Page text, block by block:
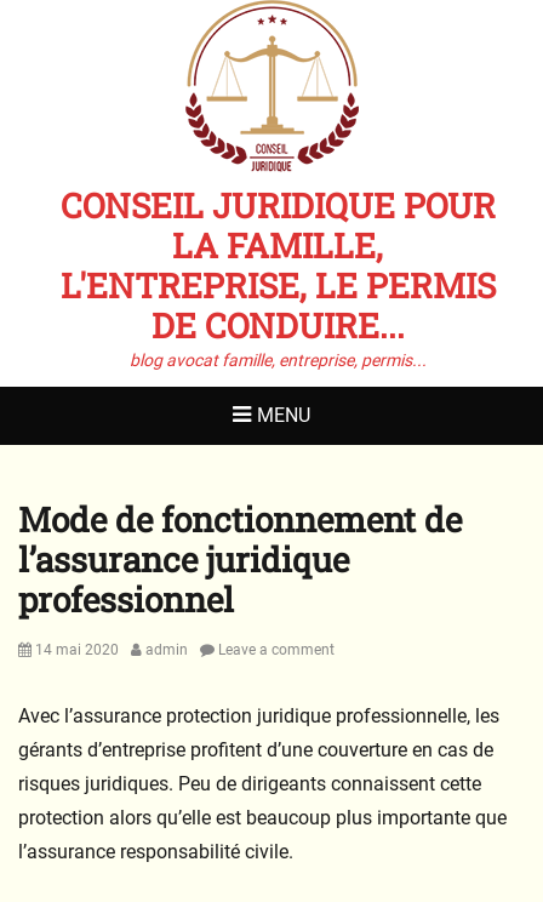
CONSEIL JURIDIQUE POUR
LA FAMILLE,
L'ENTREPRISE, LE PERMIS
DE CONDUIRE...
blog avocat famille, entreprise, permis...
MENU
Mode de fonctionnement de
l’assurance juridique
professionnel
Posted
14 mai 2020 Author
admin Leave a comment
Avec l’assurance protection juridique professionnelle, les
gérants d’entreprise profitent d’une couverture en cas de
risques juridiques. Peu de dirigeants connaissent cette
protection alors qu’elle est beaucoup plus importante que
l’assurance responsabilité civile.